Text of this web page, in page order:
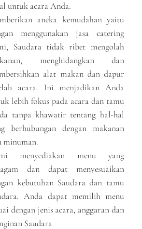
untuk acara Anda.
aneka kemudahan yaitu
menggunakan jasa catering
Saudara tidak ribet mengolah
menghidangkan dan
alat makan dan dapur
acara. Ini menjadikan Anda
lebih fokus pada acara dan tamu
tanpa khawatir tentang hal-hal
berhubungan dengan makanan
minuman.
menyediakan menu yang
dan dapat menyesuaikan
kebutuhan Saudara dan tamu
Anda dapat memilih menu
dengan jenis acara, anggaran dan
Saudara